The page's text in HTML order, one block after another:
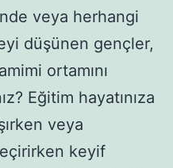
veya herhangi
düşünen gençler,
ortamını
Eğitim hayatınıza
veya
keyif